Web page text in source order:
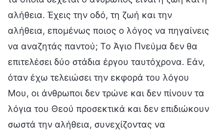
αλήθεια. Έχεις την οδό, τη ζωή και την
αλήθεια, επομένως ποιος ο λόγος να πηγαίνεις
να αναζητάς παντού; Το Άγιο Πνεύμα δεν θα
επιτελέσει δύο στάδια έργου ταυτόχρονα. Εάν,
όταν έχω τελειώσει την εκφορά του λόγου
Μου, οι άνθρωποι δεν τρώνε και δεν πίνουν τα
λόγια του Θεού προσεκτικά και δεν επιδιώκουν
σωστά την αλήθεια, συνεχίζοντας να